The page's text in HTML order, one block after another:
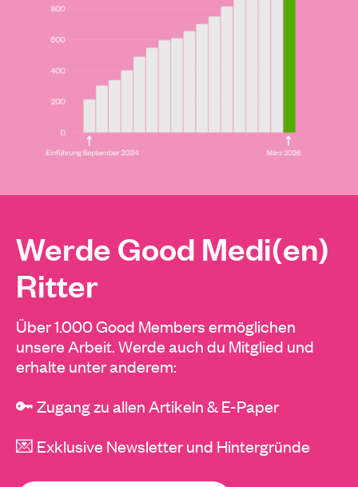
Werde Good Medi(en)
Ritter
Über 1.000 Good Members ermöglichen
unsere Arbeit. Werde auch du Mitglied und
erhalte unter anderem:
🔑 Zugang zu allen Artikeln & E-Paper
💌 Exklusive Newsletter und Hintergründe